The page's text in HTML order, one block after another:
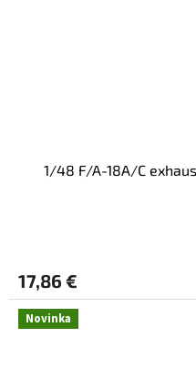
1/48 F/A-18A/C
17,86 €
Novinka